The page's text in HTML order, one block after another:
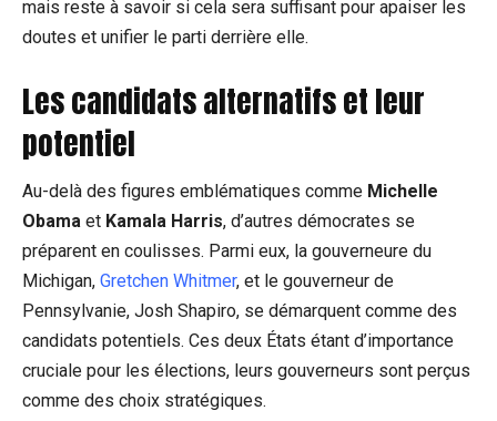
mais reste à savoir si cela sera suffisant pour apaiser les
doutes et unifier le parti derrière elle.
Les candidats alternatifs et leur
potentiel
Au-delà des figures emblématiques comme Michelle
Obama et Kamala Harris, d’autres démocrates se
préparent en coulisses. Parmi eux, la gouverneure du
Michigan, Gretchen Whitmer, et le gouverneur de
Pennsylvanie, Josh Shapiro, se démarquent comme des
candidats potentiels. Ces deux États étant d’importance
cruciale pour les élections, leurs gouverneurs sont perçus
comme des choix stratégiques.